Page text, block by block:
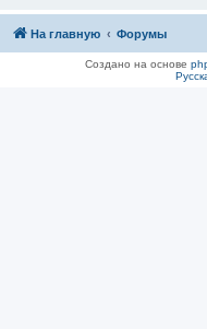
На главную Форумы
Создано на основе